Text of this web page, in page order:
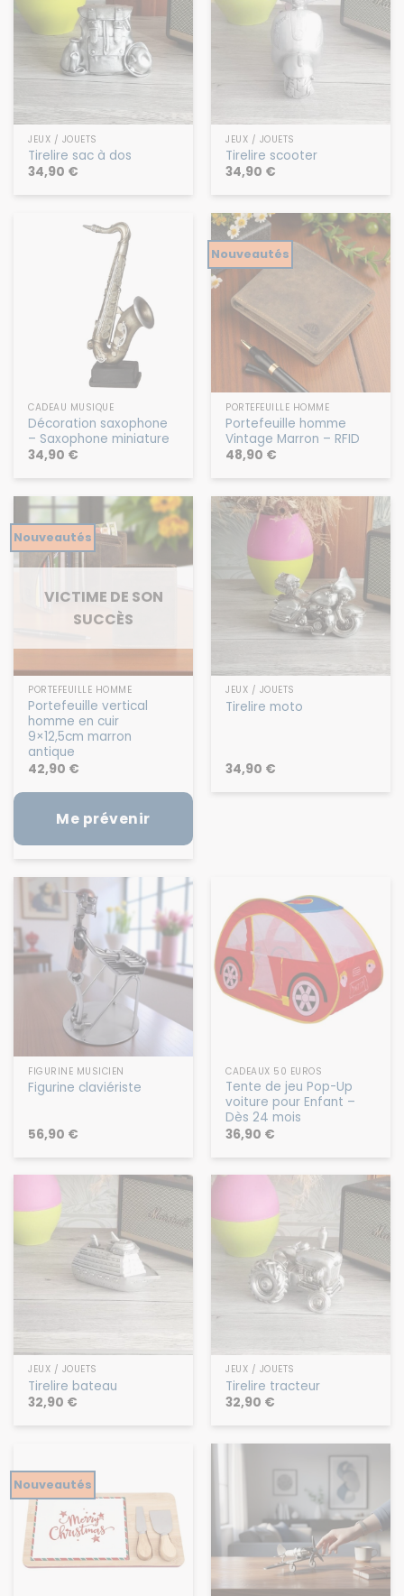
JEUX / JOUETS
Tirelire sac à dos
34,90 €
JEUX / JOUETS
Tirelire scooter
34,90 €
CADEAU MUSIQUE
Décoration saxophone
– Saxophone miniature
34,90 €
Nouveautés
PORTEFEUILLE HOMME
Portefeuille homme
Vintage Marron – RFID
48,90 €
Nouveautés
VICTIME DE SON
SUCCÈS
PORTEFEUILLE HOMME
Portefeuille vertical
homme en cuir
9×12,5cm marron
antique
42,90 €
Me prévenir
JEUX / JOUETS
Tirelire moto
34,90 €
FIGURINE MUSICIEN
Figurine claviériste
56,90 €
CADEAUX 50 EUROS
Tente de jeu Pop-Up
voiture pour Enfant –
Dès 24 mois
36,90 €
JEUX / JOUETS
Tirelire bateau
32,90 €
JEUX / JOUETS
Tirelire tracteur
32,90 €
Nouveautés